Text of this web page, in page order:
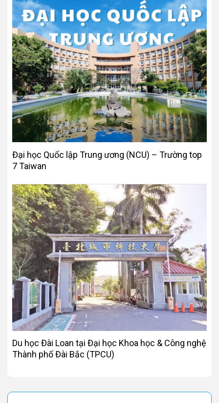
Đại học Quốc lập Trung ương (NCU) – Trường top
7 Taiwan
Du học Đài Loan tại Đại học Khoa học & Công nghệ
Thành phố Đài Bắc (TPCU)